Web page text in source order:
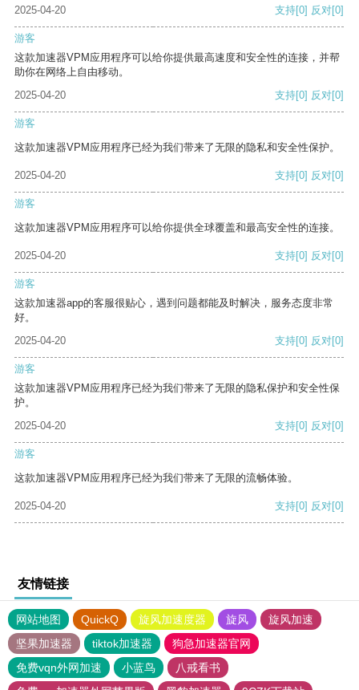
2025-04-20 支持[0] 反对[0]
游客
这款加速器VPM应用程序可以给你提供最高速度和安全性的连接，并帮
助你在网络上自由移动。
2025-04-20
支持[0] 反对[0]
游客
这款加速器VPM应用程序已经为我们带来了无限的隐私和安全性保护。
2025-04-20 支持[0] 反对[0]
游客
这款加速器VPM应用程序可以给你提供全球覆盖和最高安全性的连接。
2025-04-20 支持[0] 反对[0]
游客
这款加速器app的客服很贴心，遇到问题都能及时解决，服务态度非常
好。
2025-04-20
支持[0] 反对[0]
游客
这款加速器VPM应用程序已经为我们带来了无限的隐私保护和安全性保
护。
2025-04-20
支持[0] 反对[0]
游客
这款加速器VPM应用程序已经为我们带来了无限的流畅体验。
2025-04-20 支持[0] 反对[0]
友情链接
网站地图 QuickQ 旋风加速度器 旋风
旋风加速
坚果加速器
tiktok加速器
狗急加速器官网
免费vqn外网加速
小蓝鸟
八戒看书